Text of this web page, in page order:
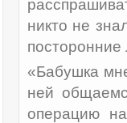
никто не
«Бабушка
ней
операцию